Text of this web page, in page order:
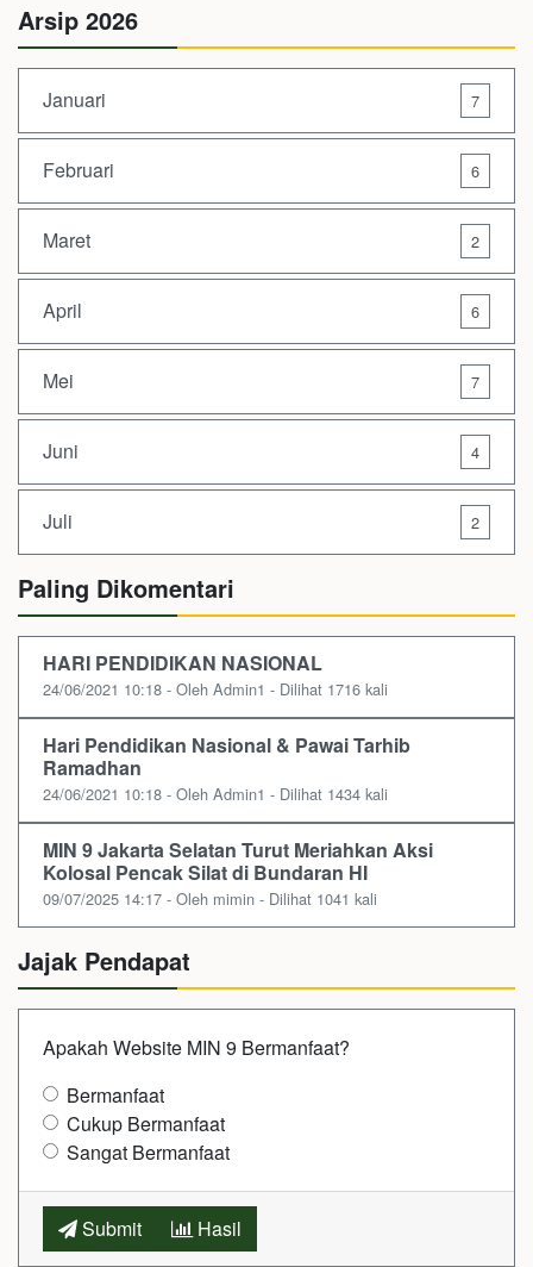
Arsip 2026
Januari 7
Februari 6
Maret 2
April 6
Mei 7
Juni 4
Juli 2
Paling Dikomentari
HARI PENDIDIKAN NASIONAL
24/06/2021 10:18 - Oleh Admin1 - Dilihat 1716 kali
Hari Pendidikan Nasional & Pawai Tarhib
Ramadhan
24/06/2021 10:18 - Oleh Admin1 - Dilihat 1434 kali
MIN 9 Jakarta Selatan Turut Meriahkan Aksi
Kolosal Pencak Silat di Bundaran HI
09/07/2025 14:17 - Oleh mimin - Dilihat 1041 kali
Jajak Pendapat
Apakah Website MIN 9 Bermanfaat?
Bermanfaat
Cukup Bermanfaat
Sangat Bermanfaat
Submit Hasil